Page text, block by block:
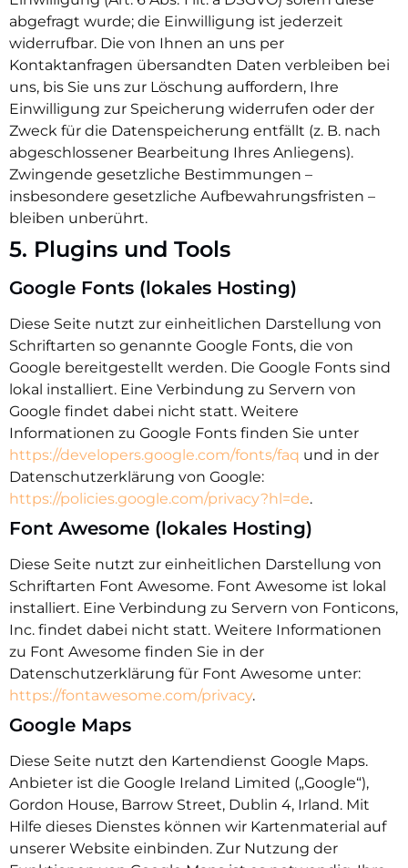
abgefragt wurde; die Einwilligung ist jederzeit
widerrufbar. Die von Ihnen an uns per
Kontaktanfragen übersandten Daten verbleiben bei
uns, bis Sie uns zur Löschung auffordern, Ihre
Einwilligung zur Speicherung widerrufen oder der
Zweck für die Datenspeicherung entfällt (z. B. nach
abgeschlossener Bearbeitung Ihres Anliegens).
Zwingende gesetzliche Bestimmungen –
insbesondere gesetzliche Aufbewahrungsfristen –
bleiben unberührt.
5. Plugins und Tools
Google Fonts (lokales Hosting)
Diese Seite nutzt zur einheitlichen Darstellung von
Schriftarten so genannte Google Fonts, die von
Google bereitgestellt werden. Die Google Fonts sind
lokal installiert. Eine Verbindung zu Servern von
Google findet dabei nicht statt. Weitere
Informationen zu Google Fonts finden Sie unter
https://developers.google.com/fonts/faq und in der
Datenschutzerklärung von Google:
https://policies.google.com/privacy?hl=de.
Font Awesome (lokales Hosting)
Diese Seite nutzt zur einheitlichen Darstellung von
Schriftarten Font Awesome. Font Awesome ist lokal
installiert. Eine Verbindung zu Servern von Fonticons,
Inc. findet dabei nicht statt. Weitere Informationen
zu Font Awesome finden Sie in der
Datenschutzerklärung für Font Awesome unter:
https://fontawesome.com/privacy.
Google Maps
Diese Seite nutzt den Kartendienst Google Maps.
Anbieter ist die Google Ireland Limited („Google“),
Gordon House, Barrow Street, Dublin 4, Irland. Mit
Hilfe dieses Dienstes können wir Kartenmaterial auf
unserer Website einbinden. Zur Nutzung der